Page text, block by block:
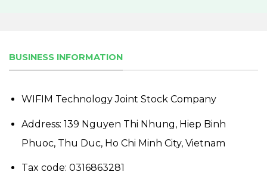
BUSINESS INFORMATION
WIFIM Technology Joint Stock Company
Address: 139 Nguyen Thi Nhung, Hiep Binh
Phuoc, Thu Duc, Ho Chi Minh City, Vietnam
Tax code: 0316863281